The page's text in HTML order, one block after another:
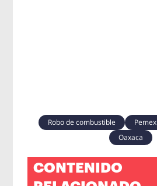
Robo de combustible Pemex
Oaxaca
CONTENIDO